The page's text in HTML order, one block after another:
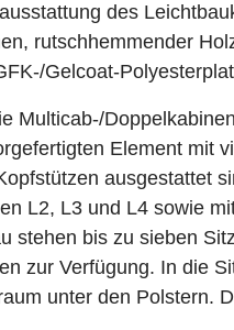
des
rutschhemmender
Gelcoat-
Multicab-/
Element mit
ausgestattet
L2, L3 und L4 sowie
stehen bis zu sieben
zur Verfügung. In die
unter den Polstern.